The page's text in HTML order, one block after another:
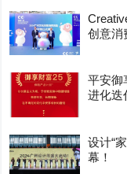
创意消
平安御
进化迭
设计“
幕！